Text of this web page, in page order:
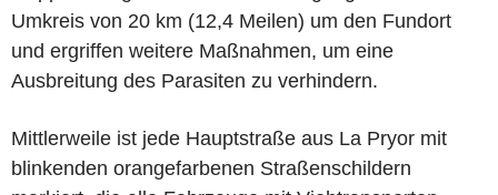
Umkreis von 20 km (12,4 Meilen) um den Fundort
und ergriffen weitere Maßnahmen, um eine
Ausbreitung des Parasiten zu verhindern.
Mittlerweile ist jede Hauptstraße aus La Pryor mit
blinkenden orangefarbenen Straßenschildern